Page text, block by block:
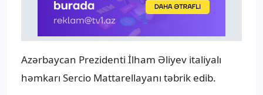
Azərbaycan Prezidenti İlham Əliyev italiyalı
həmkarı Sercio Mattarellayanı təbrik edib.